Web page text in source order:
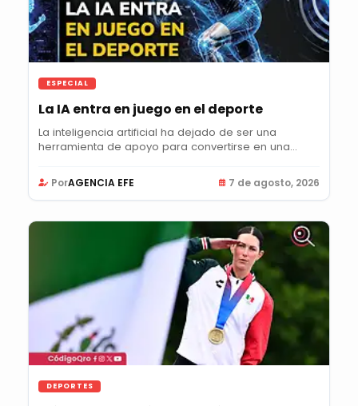
ESPECIAL
La IA entra en juego en el deporte
La inteligencia artificial ha dejado de ser una
herramienta de apoyo para convertirse en una...
PorAGENCIA EFE 7 de agosto, 2026
DEPORTES